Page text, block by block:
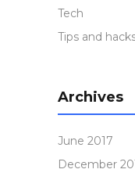
Tech
Tips and
Archives
June 2017
December